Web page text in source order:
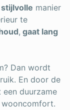
stijlvolle manier
te
, gaat lang
Dan wordt
En door de
een duurzame